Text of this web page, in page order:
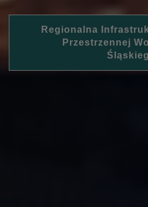
Regionalna
Przestrzennej